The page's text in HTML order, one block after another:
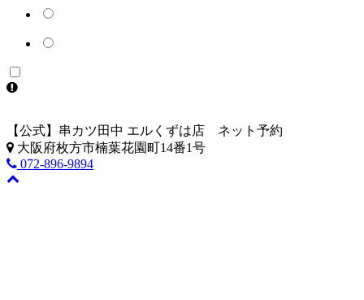
【公式】串カツ田中 エルくずは店 ネット予約
大阪府枚方市楠葉花園町14番1号
072-896-9894